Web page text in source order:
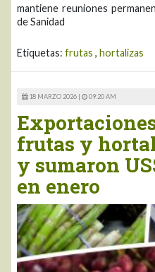
mantiene reuniones
de Sanidad
Etiquetas: frutas , hortalizas
18 MARZO 2026 | 09:20 AM
frutas y
y sumaron
en enero